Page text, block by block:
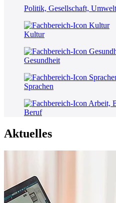
Politik, Gesellschaft, Umwelt
Kultur
Gesundheit
Sprachen
Beruf
Aktuelles